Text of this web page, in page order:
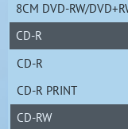
8CM DVD-RW/
CD-R
CD-R
CD-R PRINT
CD-RW